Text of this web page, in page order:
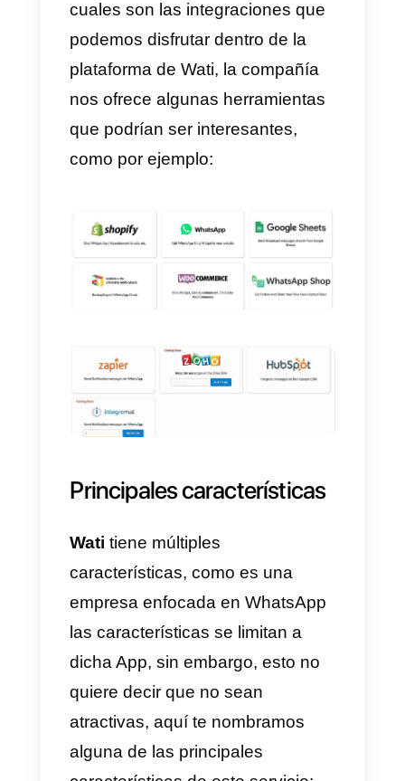
características necesarias como
WhatsApp multiagente,
API de WhatsAppde tal forma
que logran abarcar la mayoría de
las necesidades en cuanto a
De igual forma, si te preguntas
cuales son las integraciones que
plataforma de Wati, la compañía
nos ofrece algunas herramientas
como por ejemplo: